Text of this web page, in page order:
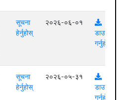
सूचना
हेर्नुहोस्
२०२६-०६-०१
डाउनलोड
गर्नुहोस्
सूचना
हेर्नुहोस्
२०२६-०५-३१
डाउनलोड
गर्नुहोस्